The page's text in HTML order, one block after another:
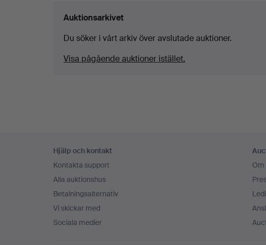
Auktionsarkivet
Du söker i vårt arkiv över avslutade auktioner.
Visa pågående auktioner istället.
Hjälp och kontakt
Kontakta support
Alla auktionshus
Betalningsalternativ
Vi skickar med
Sociala medier